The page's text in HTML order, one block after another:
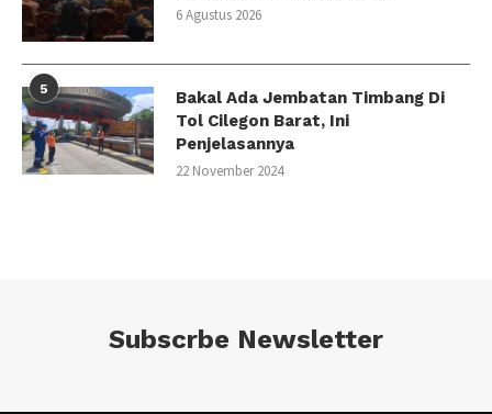
6 Agustus 2026
5
Bakal Ada Jembatan Timbang Di
Tol Cilegon Barat, Ini
Penjelasannya
22 November 2024
Subscrbe Newsletter